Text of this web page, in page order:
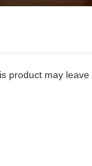
product may leave